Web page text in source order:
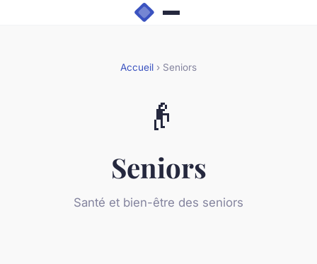
Accueil › Seniors
👴
Seniors
Santé et bien-être des seniors